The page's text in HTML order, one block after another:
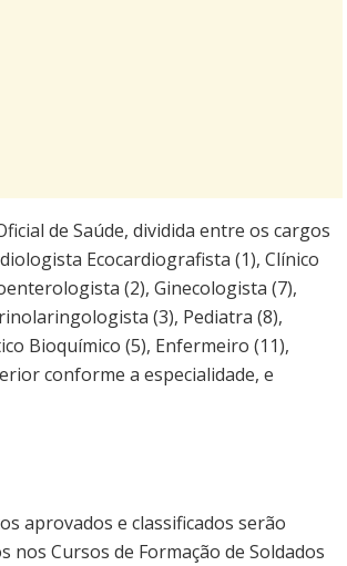
de Saúde, dividida entre os cargos
Ecocardiografista (1), Clínico
(2), Ginecologista (7),
(3), Pediatra (8),
Bioquímico (5), Enfermeiro (11),
conforme a especialidade, e
aprovados e classificados serão
nos Cursos de Formação de Soldados